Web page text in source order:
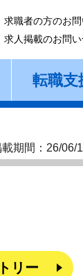
求職者の方のお
求人掲載のお問
転職支
載期間：26/
リー